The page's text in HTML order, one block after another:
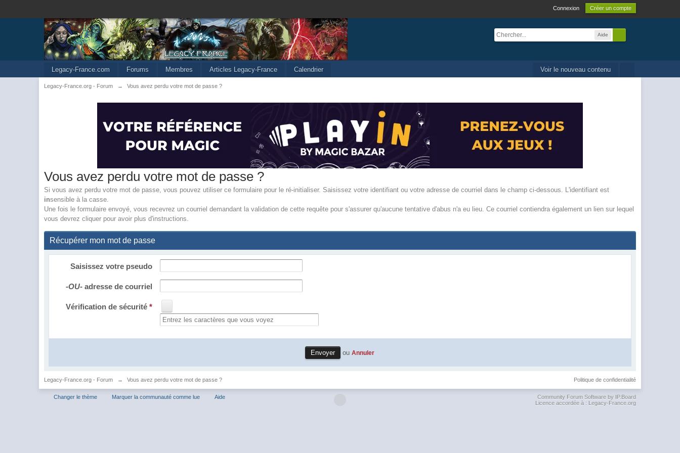
Connexion Créer un compte
Aide
Voir le nouveau contenu
Legacy-France.com Forums Membres Articles Legacy-France Calendrier
Legacy-France.org - Forum → Vous avez perdu votre mot de passe ?
Vous avez perdu votre mot de passe ?
Si vous avez perdu votre mot de passe, vous pouvez utiliser ce formulaire pour le ré-initialiser. Saisissez votre identifiant ou votre adresse de courriel dans le champ ci-dessous. L'identifiant est
insensible à la casse.
Une fois le formulaire envoyé, vous recevrez un courriel demandant la validation de cette requête pour s'assurer qu'aucune tentative d'abus n'a eu lieu. Ce courriel contiendra également un lien sur lequel
vous devrez cliquer pour avoir plus d'instructions.
Récupérer mon mot de passe
Saisissez votre pseudo
-OU- adresse de courriel
Vérification de sécurité*
ouAnnuler
Legacy-France.org - Forum → Vous avez perdu votre mot de passe ? Politique de confidentialité
Changer le thème Marquer la communauté comme lue Aide
Community Forum Software by IP.Board
Licence accordée à : Legacy-France.org